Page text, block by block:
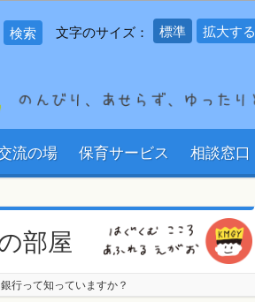
文字のサイズ： 標準 拡大する
流の場 保育サービス 相談窓口
部屋
行って知っていますか？